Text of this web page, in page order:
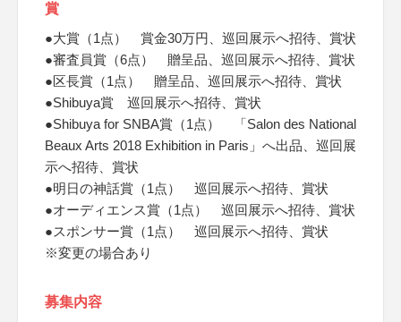
賞
●大賞（1点） 賞金30万円、巡回展示へ招待、賞状
●審査員賞（6点） 贈呈品、巡回展示へ招待、賞状
●区長賞（1点） 贈呈品、巡回展示へ招待、賞状
●Shibuya賞 巡回展示へ招待、賞状
●Shibuya for SNBA賞（1点） 「Salon des National
Beaux Arts 2018 Exhibition in Paris」へ出品、巡回展
示へ招待、賞状
●明日の神話賞（1点） 巡回展示へ招待、賞状
●オーディエンス賞（1点） 巡回展示へ招待、賞状
●スポンサー賞（1点） 巡回展示へ招待、賞状
※変更の場合あり
募集内容